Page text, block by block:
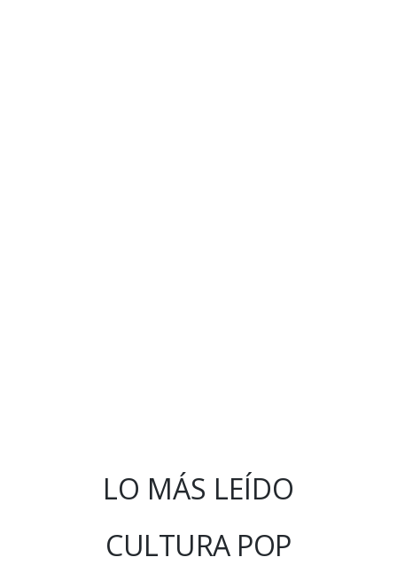
LO MÁS LEÍDO
CULTURA POP